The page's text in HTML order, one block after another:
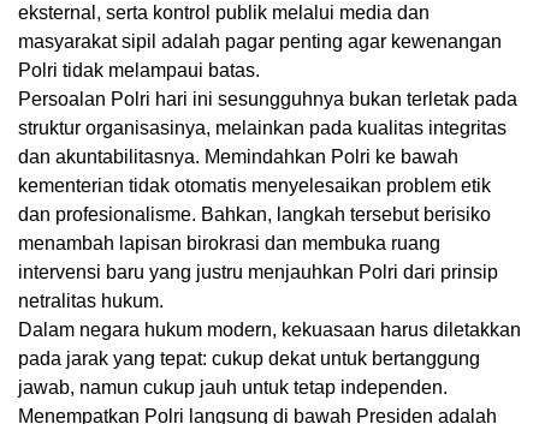
eksternal, serta kontrol publik melalui media dan
masyarakat sipil adalah pagar penting agar kewenangan
Polri tidak melampaui batas.
Persoalan Polri hari ini sesungguhnya bukan terletak pada
struktur organisasinya, melainkan pada kualitas integritas
dan akuntabilitasnya. Memindahkan Polri ke bawah
kementerian tidak otomatis menyelesaikan problem etik
dan profesionalisme. Bahkan, langkah tersebut berisiko
menambah lapisan birokrasi dan membuka ruang
intervensi baru yang justru menjauhkan Polri dari prinsip
netralitas hukum.
Dalam negara hukum modern, kekuasaan harus diletakkan
pada jarak yang tepat: cukup dekat untuk bertanggung
jawab, namun cukup jauh untuk tetap independen.
Menempatkan Polri langsung di bawah Presiden adalah